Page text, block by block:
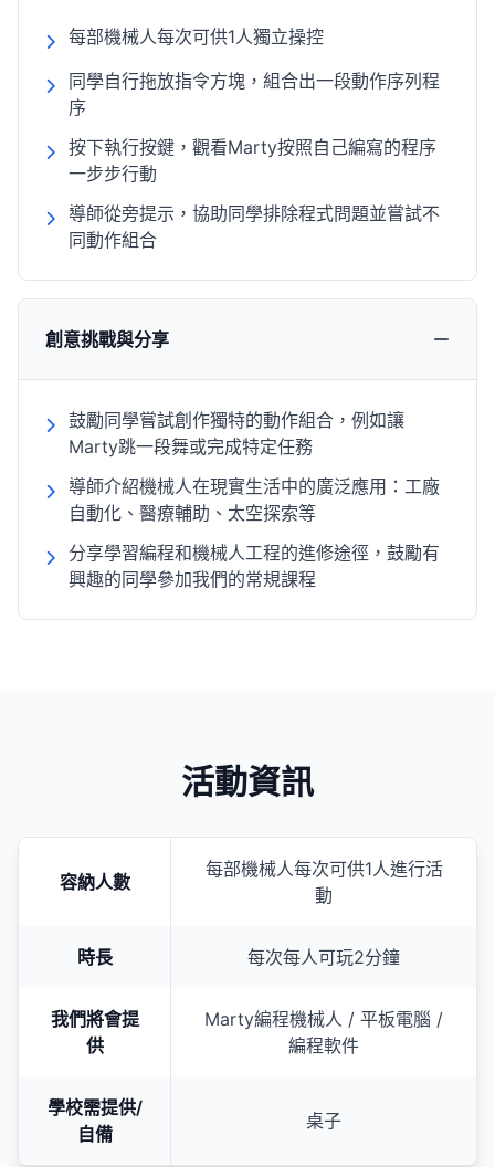
每部機械人每次可供1人獨立操控
同學自行拖放指令方塊，組合出一段動作序列程
序
按下執行按鍵，觀看Marty按照自己編寫的程序
一步步行動
導師從旁提示，協助同學排除程式問題並嘗試不
同動作組合
創意挑戰與分享
鼓勵同學嘗試創作獨特的動作組合，例如讓
Marty跳一段舞或完成特定任務
導師介紹機械人在現實生活中的廣泛應用：工廠
自動化、醫療輔助、太空探索等
分享學習編程和機械人工程的進修途徑，鼓勵有
興趣的同學參加我們的常規課程
活動資訊
容納人數
每部機械人每次可供1人進行活
動
時長 每次每人可玩2分鐘
我們將會提
供
Marty編程機械人 / 平板電腦 /
編程軟件
學校需提供/
自備
桌子